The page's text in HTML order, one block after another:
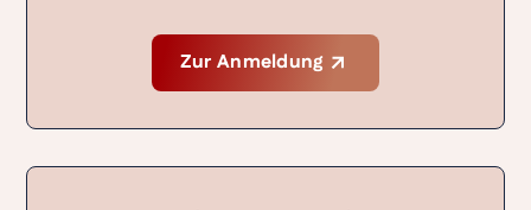
Zur Anmeldung